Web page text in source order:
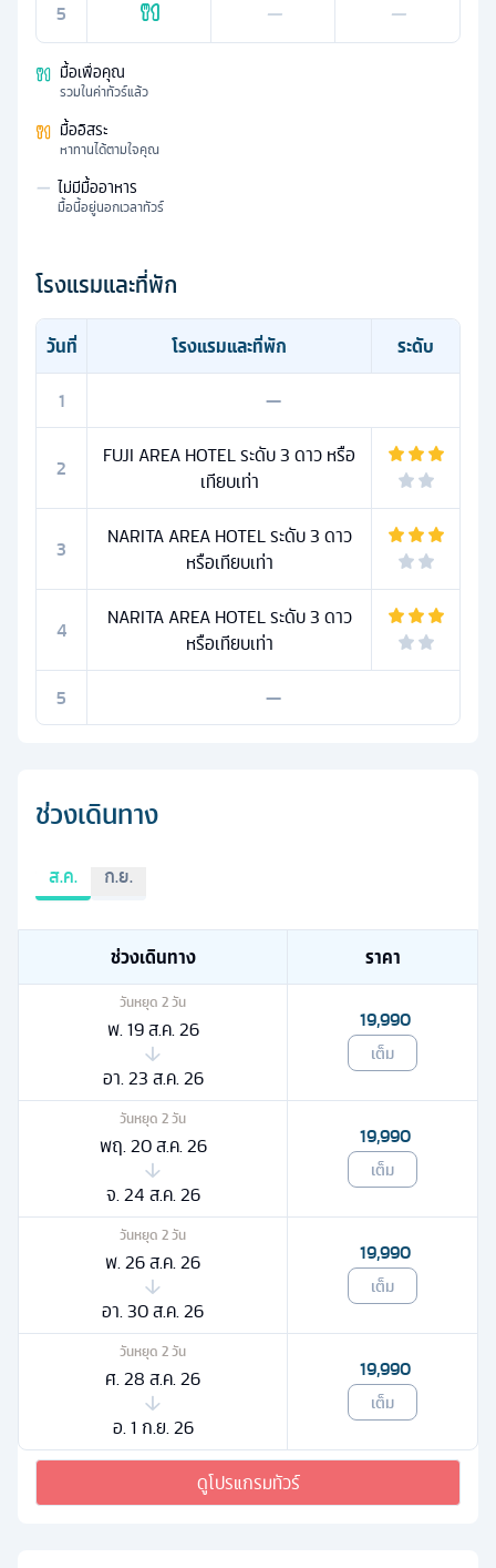
5 — —
มื้อเพื่อคุณ
รวมในค่าทัวร์แล้ว
มื้ออิสระ
หาทานได้ตามใจคุณ
— ไม่มีมื้ออาหาร
มื้อนี้อยู่นอกเวลาทัวร์
โรงแรมและที่พัก
วันที่ โรงแรมและที่พัก
ระดับ
1
—
2
FUJI AREA HOTEL ระดับ 3 ดาว หรือ
เทียบเท่า
3
NARITA AREA HOTEL ระดับ 3 ดาว
หรือเทียบเท่า
4
NARITA AREA HOTEL ระดับ 3 ดาว
หรือเทียบเท่า
5
—
ช่วงเดินทาง
ส.ค. ก.ย.
ช่วงเดินทาง ราคา
วันหยุด 2วัน
พ. 19 ส.ค. 26
อา. 23 ส.ค. 26
19,990
เต็ม
วันหยุด 2วัน
พฤ. 20 ส.ค. 26
จ. 24 ส.ค. 26
19,990
เต็ม
วันหยุด 2วัน
พ. 26 ส.ค. 26
อา. 30 ส.ค. 26
19,990
เต็ม
วันหยุด 2วัน
ศ. 28 ส.ค. 26
อ. 1 ก.ย. 26
19,990
เต็ม
ดูโปรแกรมทัวร์